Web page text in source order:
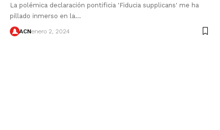
La polémica declaración pontificia 'Fiducia supplicans' me ha
pillado inmerso en la…
ACNenero 2, 2024